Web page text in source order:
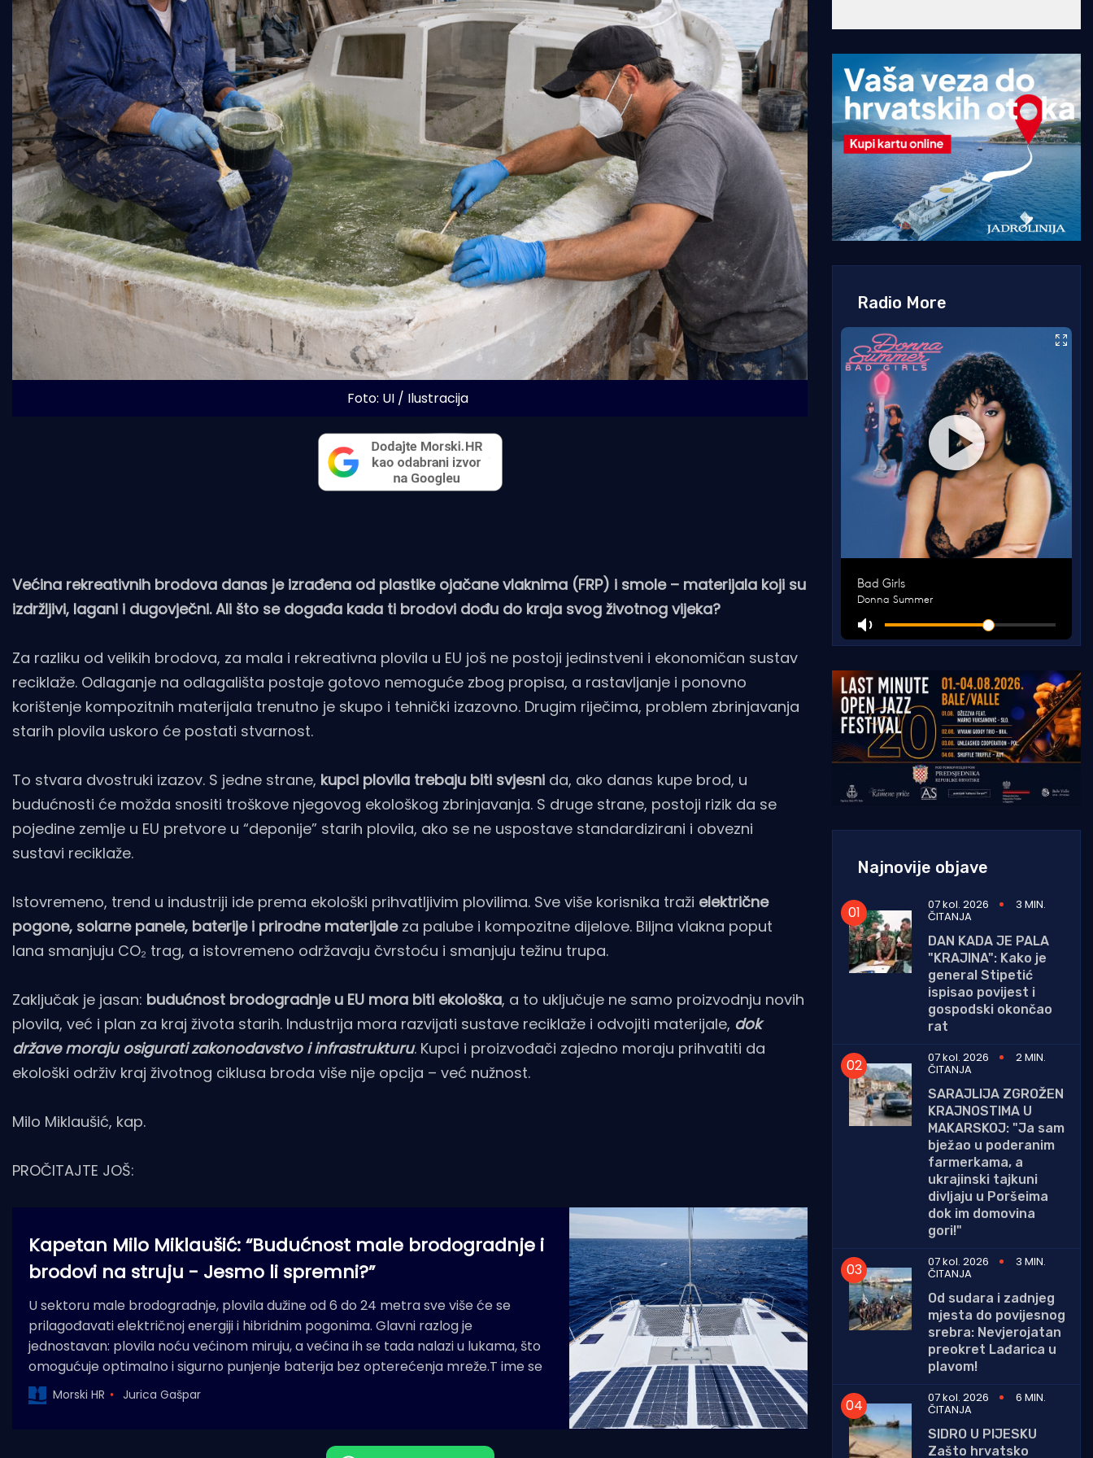
Foto: UI / Ilustracija
Većina rekreativnih brodova danas je izrađena od plastike ojačane vlaknima (FRP) i smole – materijala koji su
izdržljivi, lagani i dugovječni. Ali što se događa kada ti brodovi dođu do kraja svog životnog vijeka?
Za razliku od velikih brodova, za mala i rekreativna plovila u EU još ne postoji jedinstveni i ekonomičan sustav
reciklaže. Odlaganje na odlagališta postaje gotovo nemoguće zbog propisa, a rastavljanje i ponovno
korištenje kompozitnih materijala trenutno je skupo i tehnički izazovno. Drugim riječima, problem zbrinjavanja
starih plovila uskoro će postati stvarnost.
To stvara dvostruki izazov. S jedne strane, kupci plovila trebaju biti svjesni da, ako danas kupe brod, u
budućnosti će možda snositi troškove njegovog ekološkog zbrinjavanja. S druge strane, postoji rizik da se
pojedine zemlje u EU pretvore u “deponije” starih plovila, ako se ne uspostave standardizirani i obvezni
sustavi reciklaže.
Istovremeno, trend u industriji ide prema ekološki prihvatljivim plovilima. Sve više korisnika traži električne
pogone, solarne panele, baterije i prirodne materijaleza palube i kompozitne dijelove. Biljna vlakna poput
lana smanjuju CO₂ trag, a istovremeno održavaju čvrstoću i smanjuju težinu trupa.
Zaključak je jasan: budućnost brodogradnje u EU mora biti ekološka, a to uključuje ne samo proizvodnju novih
plovila, već i plan za kraj života starih. Industrija mora razvijati sustave reciklaže i odvojiti materijale, dok
države moraju osigurati zakonodavstvo i infrastrukturu. Kupci i proizvođači zajedno moraju prihvatiti da
ekološki održiv kraj životnog ciklusa broda više nije opcija – već nužnost.
Milo Miklaušić, kap.
PROČITAJTE JOŠ:
Kapetan Milo Miklaušić: “Budućnost male brodogradnje i
brodovi na struju - Jesmo li spremni?”
U sektoru male brodogradnje, plovila dužine od 6 do 24 metra sve više će se
prilagođavati električnoj energiji i hibridnim pogonima. Glavni razlog je
jednostavan: plovila noću većinom miruju, a većina ih se tada nalazi u lukama, što
omogućuje optimalno i sigurno punjenje baterija bez opterećenja mreže.T ime se
Morski HR Jurica Gašpar
Radio More
Najnovije objave
07 kol. 2026 3 MIN.
ČITANJA
DAN KADA JE PALA
"KRAJINA": Kako je
general Stipetić
ispisao povijest i
gospodski okončao
rat
07 kol. 2026
2 MIN.
ČITANJA
SARAJLIJA ZGROŽEN
KRAJNOSTIMA U
MAKARSKOJ: "Ja sam
bježao u poderanim
farmerkama, a
ukrajinski tajkuni
divljaju u Poršeima
dok im domovina
gori!"
07 kol. 2026
3 MIN.
ČITANJA
Od sudara i zadnjeg
mjesta do povijesnog
srebra: Nevjerojatan
preokret Lađarica u
plavom!
07 kol. 2026
6 MIN.
ČITANJA
SIDRO U PIJESKU
Zašto hrvatsko